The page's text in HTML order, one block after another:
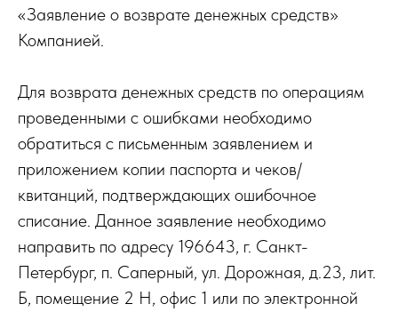
«Заявление о возврате денежных средств»
Компанией.
Для возврата денежных средств по операциям
проведенными с ошибками необходимо
обратиться с письменным заявлением и
приложением копии паспорта и чеков/
квитанций, подтверждающих ошибочное
списание. Данное заявление необходимо
направить по адресу 196643, г. Санкт-
Петербург, п. Саперный, ул. Дорожная, д.23, лит.
Б, помещение 2 Н, офис 1 или по электронной